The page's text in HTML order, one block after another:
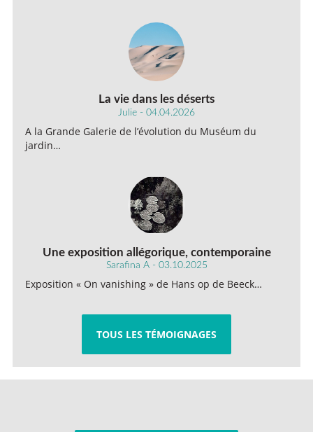
La vie dans les déserts
Julie - 04.04.2026
A la Grande Galerie de l’évolution du Muséum du
jardin…
Une exposition allégorique, contemporaine
Sarafina A - 03.10.2025
Exposition « On vanishing » de Hans op de Beeck…
TOUS LES TÉMOIGNAGES